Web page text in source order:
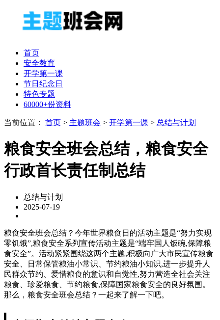
首页
安全教育
开学第一课
节日纪念日
特色专题
60000+份资料
当前位置： 首页 > 主题班会 > 开学第一课 > 总结与计划
粮食安全班会总结，粮食安全
行政首长责任制总结
总结与计划
2025-07-19
粮食安全班会总结？今年世界粮食日的活动主题是“努力实现
零饥饿”,粮食安全系列宣传活动主题是“端牢国人饭碗,保障粮
食安全”。活动紧紧围绕这两个主题,积极向广大市民宣传粮食
安全、日常保管粮油小常识、节约粮油小知识,进一步提升人
民群众节约、爱惜粮食的意识和自觉性,努力营造全社会关注
粮食、珍爱粮食、节约粮食,保障国家粮食安全的良好氛围。
那么，粮食安全班会总结？一起来了解一下吧。